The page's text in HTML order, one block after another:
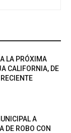
LA PRÓXIMA
CALIFORNIA, DE
A
DE ROBO CON